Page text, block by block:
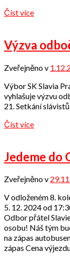
Číst více
Výzva
Zveřejněno v
Výbor SK Slavia
vyhlašuje výzvu
21. Setkání
Číst více
Jedeme do
Zveřejněno v
V odloženém 8.
5. 12. 2024 od
Odbor přátel
osobu! Náš tým
na zápas
zápas Cena